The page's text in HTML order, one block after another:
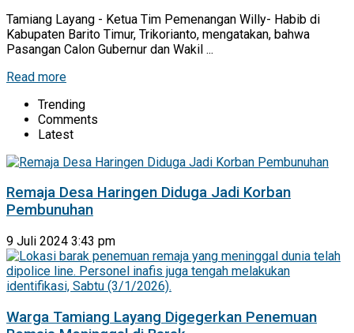
Tamiang Layang - Ketua Tim Pemenangan Willy- Habib di
Kabupaten Barito Timur, Trikorianto, mengatakan, bahwa
Pasangan Calon Gubernur dan Wakil ...
Read more
Trending
Comments
Latest
Remaja Desa Haringen Diduga Jadi Korban
Pembunuhan
9 Juli 2024 3:43 pm
Warga Tamiang Layang Digegerkan Penemuan